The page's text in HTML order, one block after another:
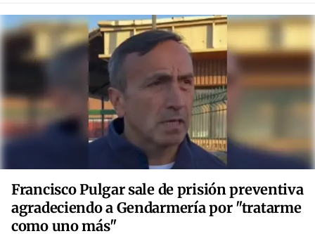
Francisco Pulgar sale de prisión preventiva
agradeciendo a Gendarmería por "tratarme
como uno más"